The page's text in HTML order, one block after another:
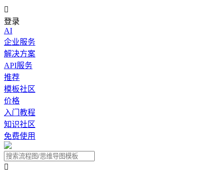

登录
AI
企业服务
解决方案
API服务
推荐
模板社区
价格
入门教程
知识社区
免费使用
